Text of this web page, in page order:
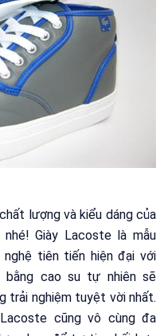
lượng và kiểu dáng của
Giày Lacoste là mẫu
tiên tiến hiện đại với
bằng cao su tự nhiên sẽ
trải nghiệm tuyệt vời nhất.
cũng vô cùng đa